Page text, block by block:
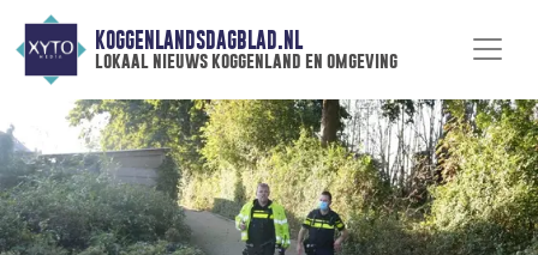
KOGGENLANDSDAGBLAD.NL
lokaal nieuws koggenland en omgeving